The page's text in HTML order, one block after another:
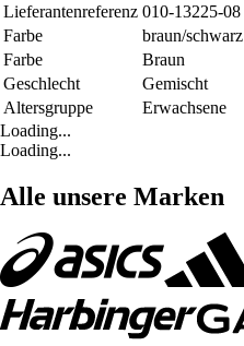
Lieferantenreferenz 010-13225-08
Farbe
braun/schwarz
Farbe
Braun
Geschlecht
Gemischt
Altersgruppe
Erwachsene
Loading...
Loading...
Alle unsere Marken